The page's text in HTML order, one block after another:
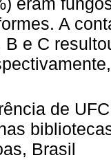
A
e C
de
Brasil